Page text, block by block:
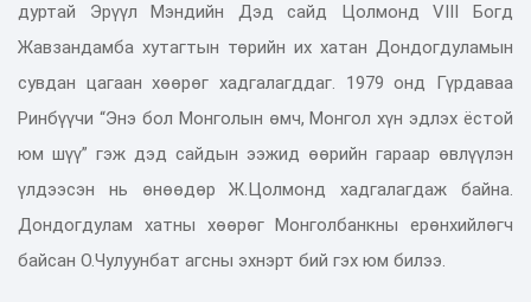
дуртай Эрүүл Мэндийн Дэд сайд Цолмонд VIII Богд
Жавзандамба хутагтын төрийн их хатан Дондогдуламын
сувдан цагаан хөөрөг хадгалагддаг. 1979 онд Гүрдаваа
Ринбүүчи “Энэ бол Монголын өмч, Монгол хүн эдлэх ёстой
юм шүү” гэж дэд сайдын ээжид өөрийн гараар өвлүүлэн
үлдээсэн нь өнөөдөр Ж.Цолмонд хадгалагдаж байна.
Дондогдулам хатны хөөрөг Монголбанкны ерөнхийлөгч
байсан О.Чулуунбат агсны эхнэрт бий гэх юм билээ.